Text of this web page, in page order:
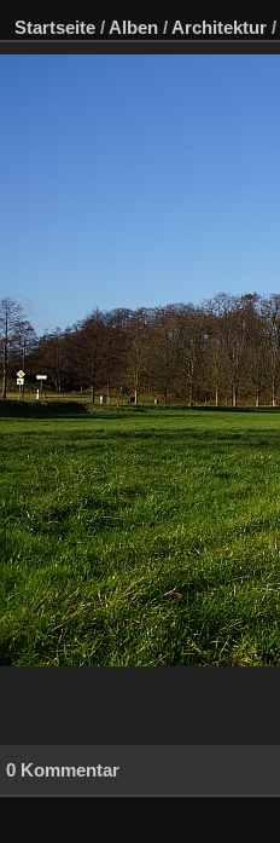
Startseite / Alben / Architektur /
0 Kommentar